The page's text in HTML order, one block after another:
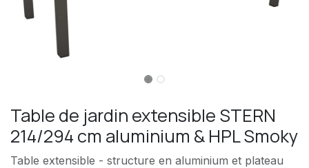
Table de jardin extensible STERN
214/294 cm aluminium & HPL Smoky
Table extensible - structure en aluminium et plateau